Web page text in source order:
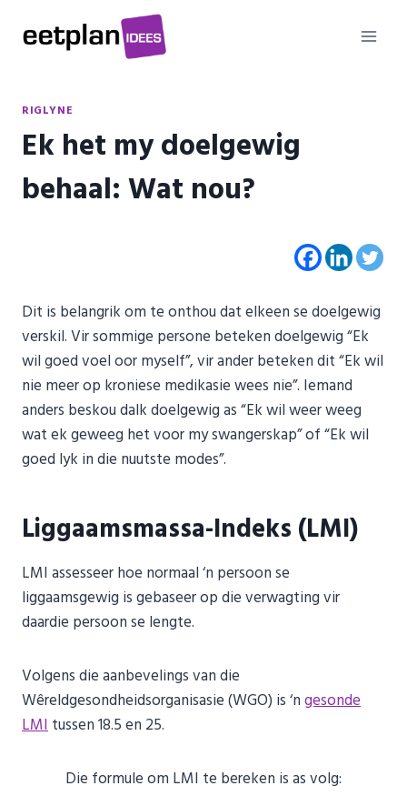
RIGLYNE
Ek het my doelgewig
behaal: Wat nou?
Dit is belangrik om te onthou dat elkeen se doelgewig
verskil. Vir sommige persone beteken doelgewig “Ek
wil goed voel oor myself”, vir ander beteken dit “Ek wil
nie meer op kroniese medikasie wees nie”. Iemand
anders beskou dalk doelgewig as “Ek wil weer weeg
wat ek geweeg het voor my swangerskap” of “Ek wil
goed lyk in die nuutste modes”.
Liggaamsmassa-Indeks (LMI)
LMI assesseer hoe normaal ‘n persoon se
liggaamsgewig is gebaseer op die verwagting vir
daardie persoon se lengte.
Volgens die aanbevelings van die
Wêreldgesondheidsorganisasie (WGO) is ‘n gesonde
LMI tussen 18.5 en 25.
Die formule om LMI te bereken is as volg: